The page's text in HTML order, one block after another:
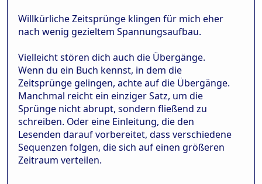
Willkürliche Zeitsprünge klingen für mich eher
nach wenig gezieltem Spannungsaufbau.
Vielleicht stören dich auch die Übergänge.
Wenn du ein Buch kennst, in dem die
Zeitsprünge gelingen, achte auf die Übergänge.
Manchmal reicht ein einziger Satz, um die
Sprünge nicht abrupt, sondern fließend zu
schreiben. Oder eine Einleitung, die den
Lesenden darauf vorbereitet, dass verschiedene
Sequenzen folgen, die sich auf einen größeren
Zeitraum verteilen.